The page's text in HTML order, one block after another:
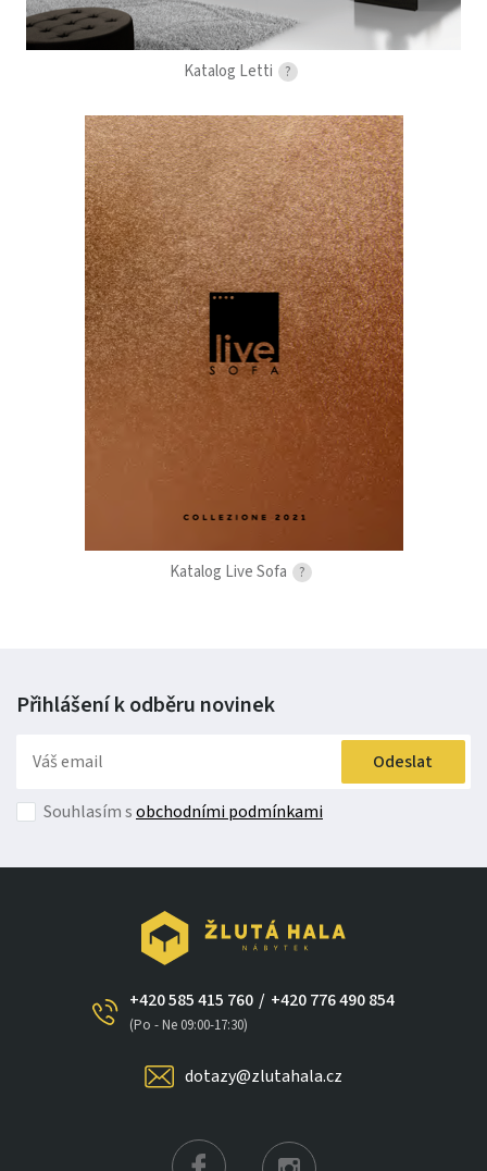
Katalog Letti ?
Katalog Live Sofa ?
Přihlášení k odběru novinek
Odeslat
Souhlasím sobchodními podmínkami
+420 585 415 760
(Po - Ne 09:00-17:30)
/ +420 776 490 854
dotazy@zlutahala.cz